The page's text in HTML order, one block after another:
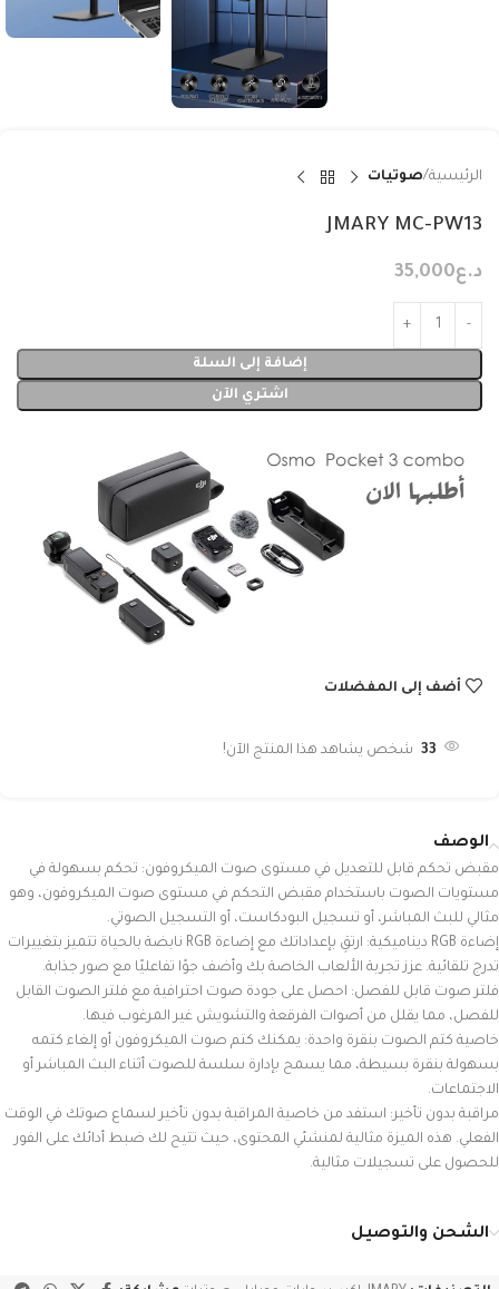
الرئيسية صوتيات
JMARY MC-PW13
د.ع35,000
إضافة إلى السلة
اشتري الآن
أضف إلى المفضلات
33 شخص يشاهد هذا المنتج الآن!
الوصف
مقبض تحكم قابل للتعديل في مستوى صوت الميكروفون: تحكم بسهولة في
مستويات الصوت باستخدام مقبض التحكم في مستوى صوت الميكروفون، وهو
مثالي للبث المباشر، أو تسجيل البودكاست، أو التسجيل الصوتي.
إضاءة RGB ديناميكية: ارتقِ بإعداداتك مع إضاءة RGB نابضة بالحياة تتميز بتغييرات
تدرج تلقائية. عزز تجربة الألعاب الخاصة بك وأضف جوًا تفاعليًا مع صور جذابة.
فلتر صوت قابل للفصل: احصل على جودة صوت احترافية مع فلتر الصوت القابل
للفصل، مما يقلل من أصوات الفرقعة والتشويش غير المرغوب فيها.
خاصية كتم الصوت بنقرة واحدة: يمكنك كتم صوت الميكروفون أو إلغاء كتمه
بسهولة بنقرة بسيطة، مما يسمح بإدارة سلسة للصوت أثناء البث المباشر أو
الاجتماعات.
مراقبة بدون تأخير: استفد من خاصية المراقبة بدون تأخير لسماع صوتك في الوقت
الفعلي. هذه الميزة مثالية لمنشئي المحتوى، حيث تتيح لك ضبط أدائك على الفور
للحصول على تسجيلات مثالية.
الشحن والتوصيل